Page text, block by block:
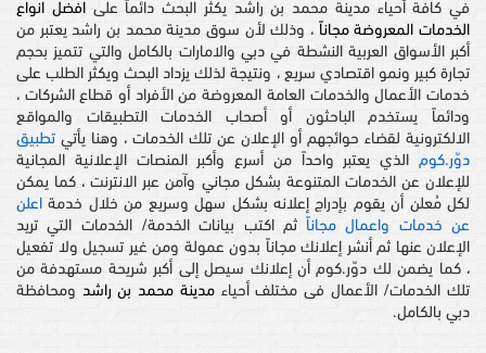
في كافة أحياء مدينة محمد بن راشد يكثر البحث دائماً علىافضل انواع
الخدمات المعروضة مجاناً ، وذلك لأن سوق مدينة محمد بن راشد يعتبر من
أكبر الأسواق العربية النشطة في دبي والامارات بالكامل والتي تتميز بحجم
تجارة كبير ونمو اقتصادي سريع ، ونتيجة لذلك يزداد البحث ويكثر الطلب على
خدمات الأعمال والخدمات العامة المعروضة من الأفراد أو قطاع الشركات ،
ودائماً يستخدم الباحثون أو أصحاب الخدمات التطبيقات والمواقع
الالكترونية لقضاء حوائجهم أو الإعلان عن تلك الخدمات ، وهنا يأتي تطبيق
دوّر.كوم الذي يعتبر واحداً من أسرع وأكبر المنصات الإعلانية المجانية
للإعلان عن الخدمات المتنوعة بشكل مجاني وآمن عبر الانترنت ، كما يمكن
لكل مُعلن أن يقوم بإدراج إعلانه بشكل سهل وسريع من خلال خدمة اعلن
عن خدمات واعمال مجاناً ثم اكتب بيانات الخدمة/ الخدمات التي تريد
الإعلان عنها ثم أنشر إعلانك مجاناً بدون عمولة ومن غير تسجيل ولا تفعيل
، كما يضمن لك دوّر.كوم أن إعلانك سيصل إلى أكبر شريحة مستهدفة من
تلك الخدمات/ الأعمال فى مختلف أحياءمدينة محمد بن راشد ومحافظة
دبي بالكامل.